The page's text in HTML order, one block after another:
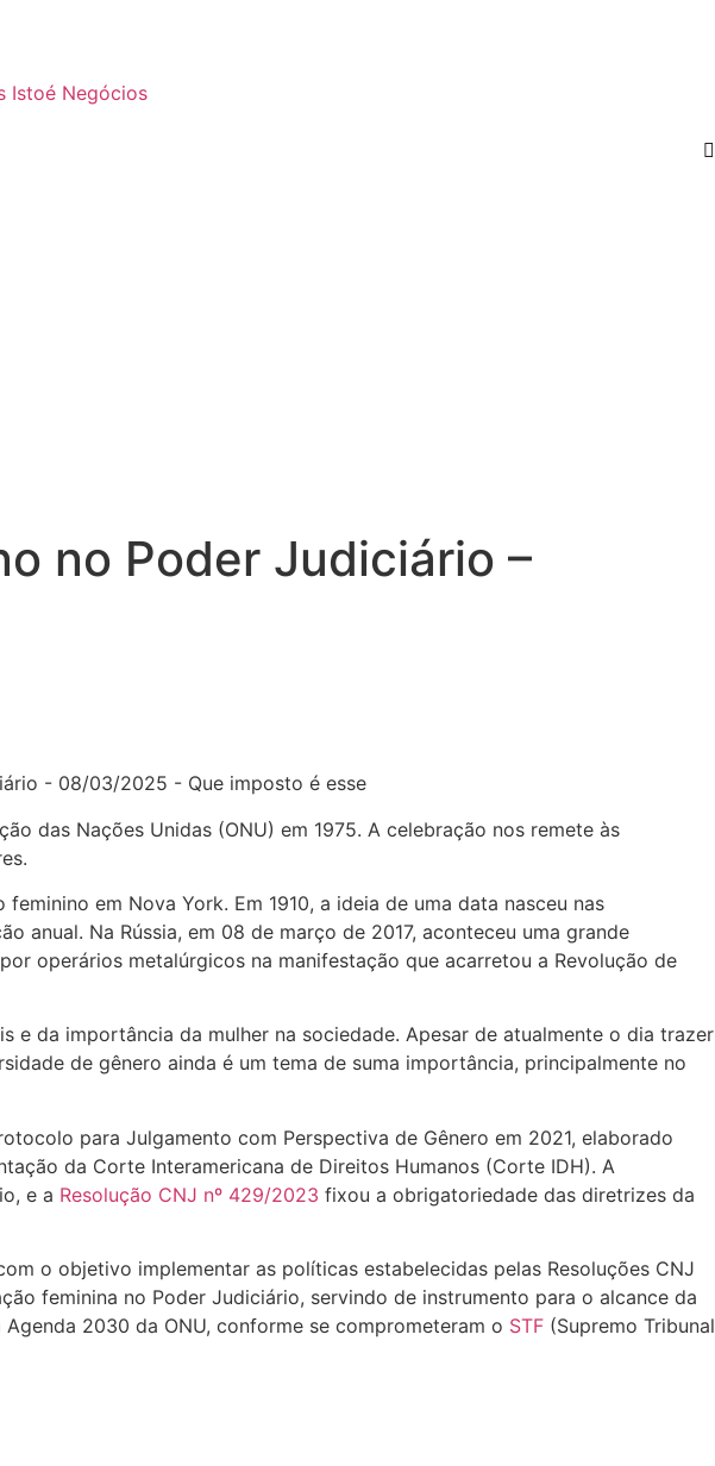
no Poder Judiciário –
das Nações Unidas (ONU) em 1975. A celebração nos remete às
em Nova York. Em 1910, a ideia de uma data nasceu nas
anual. Na Rússia, em 08 de março de 2017, aconteceu uma grande
operários metalúrgicos na manifestação que acarretou a Revolução de
da importância da mulher na sociedade. Apesar de atualmente o dia trazer
de gênero ainda é um tema de suma importância, principalmente no
para Julgamento com Perspectiva de Gênero em 2021, elaborado
da Corte Interamericana de Direitos Humanos (Corte IDH). A
e a Resolução CNJ nº 429/2023 fixou a obrigatoriedade das diretrizes da
o objetivo implementar as políticas estabelecidas pelas Resoluções CNJ
feminina no Poder Judiciário, servindo de instrumento para o alcance da
2030 da ONU, conforme se comprometeram o STF (Supremo Tribunal